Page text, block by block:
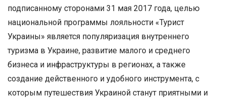
подписанному сторонами 31 мая 2017 года, целью
национальной программы лояльности «Турист
Украины» является популяризация внутреннего
туризма в Украине, развитие малого и среднего
бизнеса и инфраструктуры в регионах, а также
создание действенного и удобного инструмента, с
которым путешествия Украиной станут приятными и